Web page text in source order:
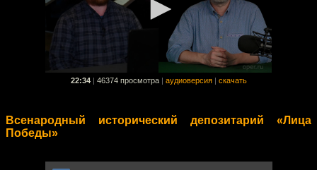
22:34 46374 просмотра аудиоверсия скачать
Всенародный исторический депозитарий «Лица
Победы»